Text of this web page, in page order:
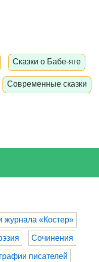
Сказки о Бабе-яге
Современные сказки
журнала «Костер»
Сочинения
писателей